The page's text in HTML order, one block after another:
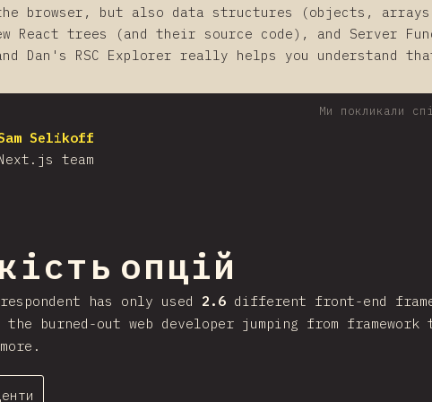
the browser, but also data structures (objects,
React trees (and their source code), and Server
Dan's RSC Explorer really helps you understand
Ми покликали
Selikoff
team
на секцію
опцій
has only used 2.6 different front-end
the burned-out web developer jumping from